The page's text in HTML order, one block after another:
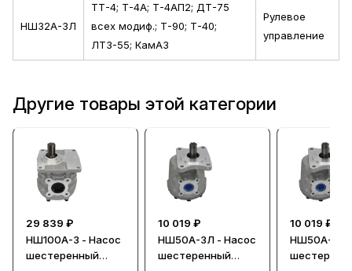
НШ32А-3Л
ТТ-4; Т-4А; Т-4АП2; ДТ-75
всех модиф.; Т-90; Т-40;
ЛТЗ-55; КамАЗ
Рулевое
управление
Другие товары этой категории
29 839 ₽
НШ100А-3 - Насос
шестеренный
10 019 ₽
НШ50А-3Л - Насос
шестеренный
10 019 ₽
НШ50А-3 -